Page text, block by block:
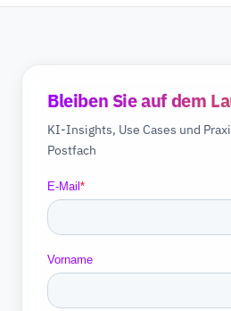
Bleiben Sie auf dem
KI-Insights, Use Cases und
Postfach